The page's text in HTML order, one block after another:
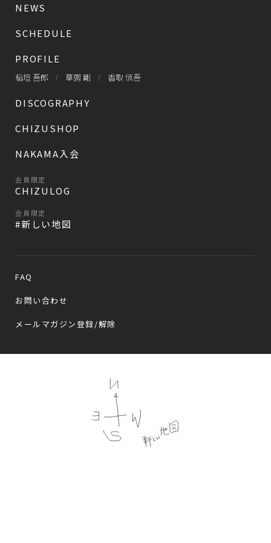
NEWS
SCHEDULE
PROFILE
稲垣 吾郎 草彅 剛 香取 慎吾
DISCOGRAPHY
CHIZUSHOP
NAKAMA入会
会員限定
CHIZULOG
会員限定
#新しい地図
FAQ
お問い合わせ
メールマガジン登録/解除